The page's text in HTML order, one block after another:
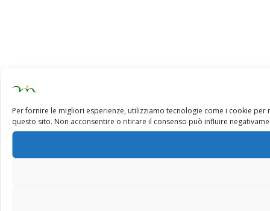
Per fornire le migliori esperienze, utilizziamo tecnologie come i cookie
questo sito. Non acconsentire o ritirare il consenso può influire